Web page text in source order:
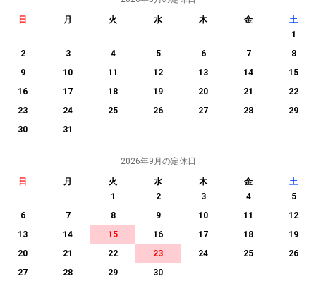
日 月 火 水 木 金
土
1
2
3 4 5 6 7
8
9
10 11 12 13 14
15
16
17 18 19 20 21
22
23
24 25 26 27 28
29
30
31
2026年9月の定休日
日 月 火 水 木 金
土
1
2 3 4
5
6
7 8 9 10 11
12
13
14 15 16 17 18
19
20
21 22 23 24 25
26
27
28 29 30